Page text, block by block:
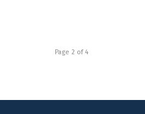
Page 2 of 4